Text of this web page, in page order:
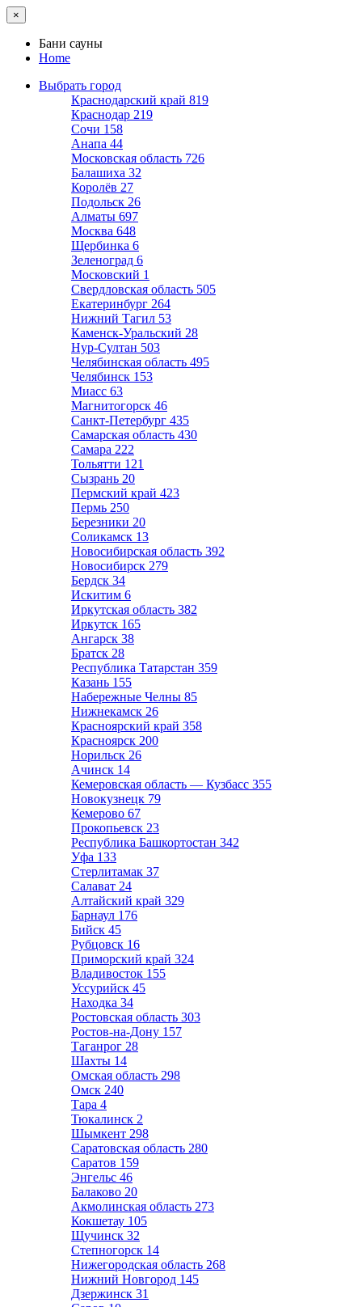
×
Бани сауны
Home
Выбрать город
Краснодарский край 819
Краснодар 219
Сочи 158
Анапа 44
Московская область 726
Балашиха 32
Королёв 27
Подольск 26
Алматы 697
Москва 648
Щербинка 6
Зеленоград 6
Московский 1
Свердловская область 505
Екатеринбург 264
Нижний Тагил 53
Каменск-Уральский 28
Нур-Султан 503
Челябинская область 495
Челябинск 153
Миасс 63
Магнитогорск 46
Санкт-Петербург 435
Самарская область 430
Самара 222
Тольятти 121
Сызрань 20
Пермский край 423
Пермь 250
Березники 20
Соликамск 13
Новосибирская область 392
Новосибирск 279
Бердск 34
Искитим 6
Иркутская область 382
Иркутск 165
Ангарск 38
Братск 28
Республика Татарстан 359
Казань 155
Набережные Челны 85
Нижнекамск 26
Красноярский край 358
Красноярск 200
Норильск 26
Ачинск 14
Кемеровская область — Кузбасс 355
Новокузнецк 79
Кемерово 67
Прокопьевск 23
Республика Башкортостан 342
Уфа 133
Стерлитамак 37
Салават 24
Алтайский край 329
Барнаул 176
Бийск 45
Рубцовск 16
Приморский край 324
Владивосток 155
Уссурийск 45
Находка 34
Ростовская область 303
Ростов-на-Дону 157
Таганрог 28
Шахты 14
Омская область 298
Омск 240
Тара 4
Тюкалинск 2
Шымкент 298
Саратовская область 280
Саратов 159
Энгельс 46
Балаково 20
Акмолинская область 273
Кокшетау 105
Щучинск 32
Степногорск 14
Нижегородская область 268
Нижний Новгород 145
Дзержинск 31